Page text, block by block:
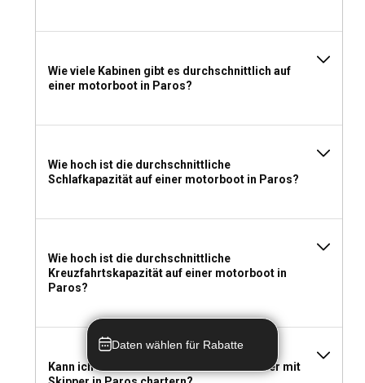
Wie viele Kabinen gibt es durchschnittlich auf
einer motorboot in Paros?
Wie hoch ist die durchschnittliche
Schlafkapazität auf einer motorboot in Paros?
Wie hoch ist die durchschnittliche
Kreuzfahrtskapazität auf einer motorboot in
Paros?
Kann ich eine motorboot als Bareboat oder mit
Daten wählen für Rabatte